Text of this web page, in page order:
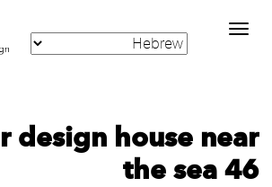
Toggle
navigation
design house near
the sea 46